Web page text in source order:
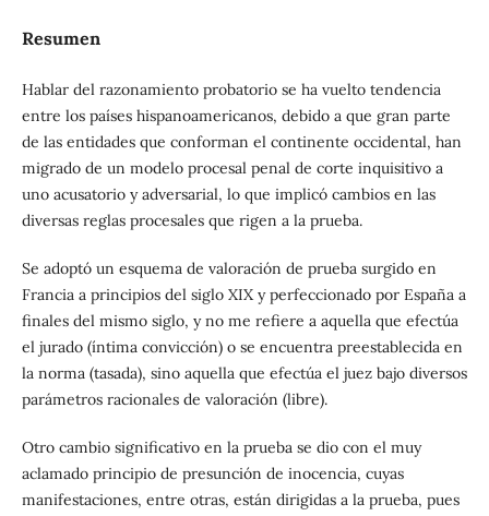
Resumen
Hablar del razonamiento probatorio se ha vuelto tendencia
entre los países hispanoamericanos, debido a que gran parte
de las entidades que conforman el continente occidental, han
migrado de un modelo procesal penal de corte inquisitivo a
uno acusatorio y adversarial, lo que implicó cambios en las
diversas reglas procesales que rigen a la prueba.
Se adoptó un esquema de valoración de prueba surgido en
Francia a principios del siglo XIX y perfeccionado por España a
finales del mismo siglo, y no me refiere a aquella que efectúa
el jurado (íntima convicción) o se encuentra preestablecida en
la norma (tasada), sino aquella que efectúa el juez bajo diversos
parámetros racionales de valoración (libre).
Otro cambio significativo en la prueba se dio con el muy
aclamado principio de presunción de inocencia, cuyas
manifestaciones, entre otras, están dirigidas a la prueba, pues